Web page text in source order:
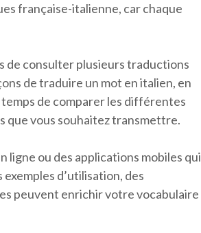
française-italienne, car chaque
de consulter plusieurs traductions
de traduire un mot en italien, en
de comparer les différentes
que vous souhaitez transmettre.
ligne ou des applications mobiles qui
d’utilisation, des
peuvent enrichir votre vocabulaire